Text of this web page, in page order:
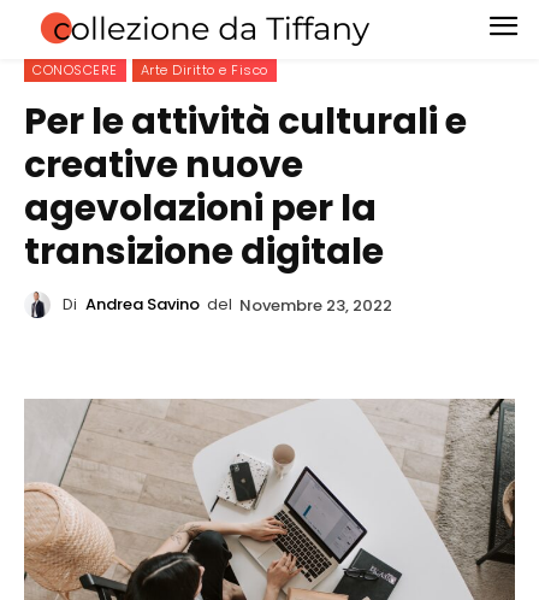
CONOSCERE Arte Diritto e Fisco
Per le attività culturali e
creative nuove
agevolazioni per la
transizione digitale
Di Andrea Savino del Novembre 23, 2022